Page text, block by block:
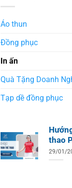
Áo thun
Đồng phục
In ấn
Quà Tặng Doanh
Tạp dề đồng phục
thao
29/01/